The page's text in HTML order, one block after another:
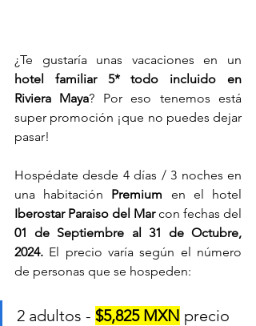
VIAJES 2027
hotel familiar 5* todo incluido en
Riviera Maya? Por eso tenemos está
super promoción ¡que no puedes dejar
pasar!
Hospédate desde 4 días / 3 noches en
una habitación Premium
Iberostar Paraiso del Mar con fechas del
01 de Septiembre al 31 de Octubre,
2024. El precio varía según el número
de personas que se hospeden:
2 adultos - $5,825 MXN precio